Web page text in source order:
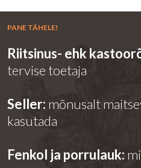
PANE TÄHELE!
Riitsinus- ehk
tervise toetaja
Seller: mõnusalt
kasutada
Fenkol ja porrulauk: